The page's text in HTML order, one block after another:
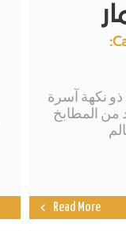
نكهة آسرة
من المطابخ
Read More